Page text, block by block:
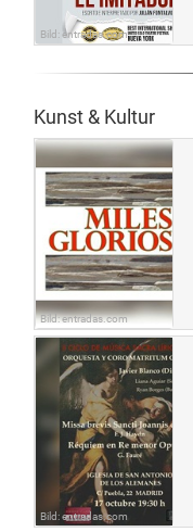
Bild: entradas.com
Kunst & Kultur
Bild: entradas.com
Bild: entradas.com